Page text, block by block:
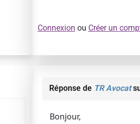
Connexion ou Créer un
Réponse de TR Avocat
Bonjour,